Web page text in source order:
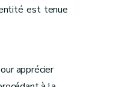
est tenue
apprécier